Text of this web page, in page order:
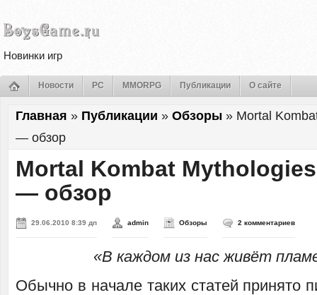
Новинки игр
Новости PC MMORPG Публикации О сайте
Главная » Публикации » Обзоры » Mortal
— обзор
Mortal Kombat
— обзор
29.06.2010 8:39 дп admin Обзоры 2 комментариев
«В каждом из нас живёт
Обычно в начале таких статей принято